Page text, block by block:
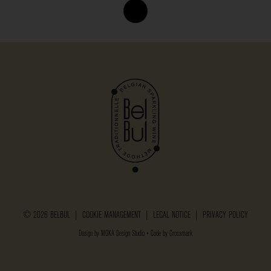
© 2026 BELBUL | COOKIE MANAGEMENT LEGAL NOTICE PRIVACY POLICY
Design by MOKA Design Studio • Code by Crossmark